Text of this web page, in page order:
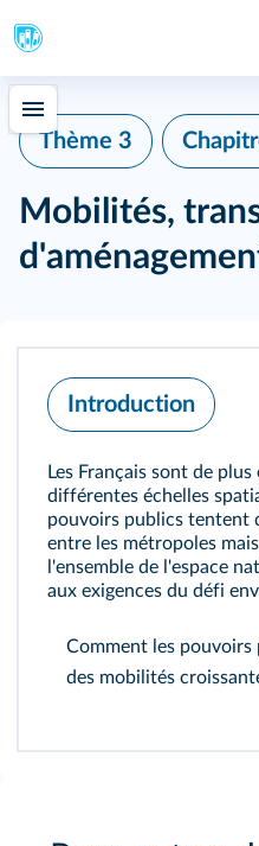
Thème 3
Mobilités,
Introduction
Les Français sont de
différentes échelles
pouvoirs publics tentent
entre les métropoles
l'ensemble de l'espace
aux exigences du défi
Comment les
des mobilités